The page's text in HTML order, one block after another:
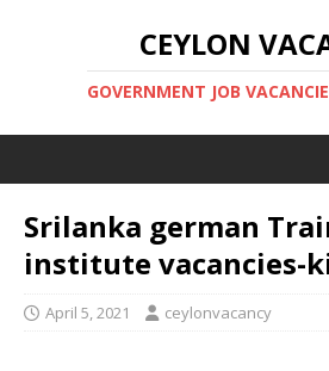
CEYLON
GOVERNMENT JOB
Srilanka german
institute vacancies-
April 5, 2021 ceylonvacancy